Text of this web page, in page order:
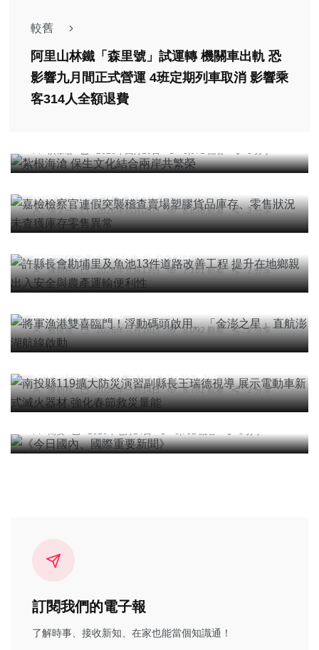
較舊
阿里山林鐵「森里號」試運轉 機關車出軌 恐
影響九月間正式營運 4班定期列車取消 影響乘
客314人全額退費
頭條 綜合新聞
嘉檢檢察官連假突襲稽查賣場塑膠貨品庫存、零售
張文一 2026年四月03日 8,836 觀看 3 分享
頭條
許縣長會勘埔里及魚池13件道路改善工程 提升在地
陳朝枝 2026年五月13日 7,101 觀看 2 分享
頭條 社會 綜合新聞 健康 旅遊
將軍漁港雙喜臨門！浮動碼頭啟用、「金澎之星」
蔡俊賢 2026年六月18日 8,092 觀看 2 分享
頭條 綜合新聞
南投縣119擴大防災演習副縣長王瑞德視導 展示電
陳朝枝 2026年一月14日 8,781 觀看 2 分享
頭條 綜合新聞
《今日國內、國際重要新聞》
簡安 2026年七月24日 6,792 觀看 3 分享
訂閱我們的電子報
了解時事、接收新知、在家也能當個知識通！